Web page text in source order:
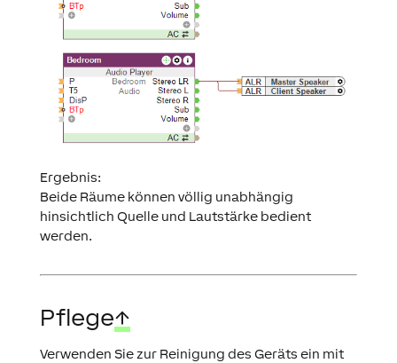
Ergebnis:
Beide Räume können völlig unabhängig
hinsichtlich Quelle und Lautstärke bedient
werden.
Pflege↑
Verwenden Sie zur Reinigung des Geräts ein mit